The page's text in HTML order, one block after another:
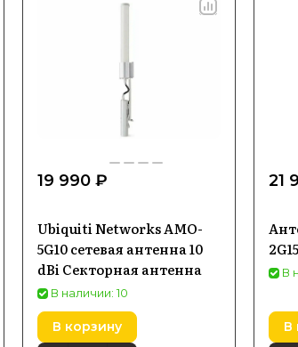
19 990 ₽
Ubiquiti Networks AMO-
5G10 сетевая антенна 10
dBi Секторная антенна
В наличии: 10
В корзину
21
В
В